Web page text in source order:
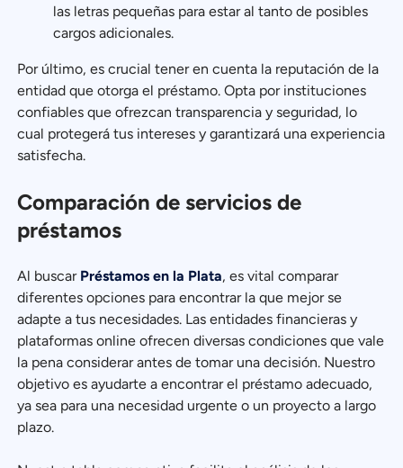
las letras pequeñas para estar al tanto de posibles
cargos adicionales.
Por último, es crucial tener en cuenta la reputación de la
entidad que otorga el préstamo. Opta por instituciones
confiables que ofrezcan transparencia y seguridad, lo
cual protegerá tus intereses y garantizará una experiencia
satisfecha.
Comparación de servicios de
préstamos
Al buscar Préstamos en la Plata, es vital comparar
diferentes opciones para encontrar la que mejor se
adapte a tus necesidades. Las entidades financieras y
plataformas online ofrecen diversas condiciones que vale
la pena considerar antes de tomar una decisión. Nuestro
objetivo es ayudarte a encontrar el préstamo adecuado,
ya sea para una necesidad urgente o un proyecto a largo
plazo.